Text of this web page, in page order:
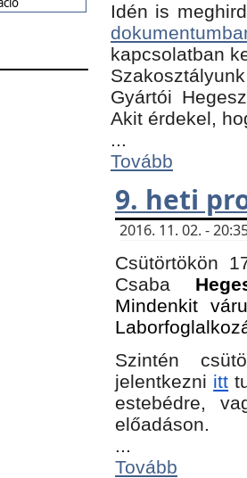
Idén is
kapcsolatban
Gyártói
Akit érdekel,
...
Tovább
9. heti
2016. 11. 02. -
Csütörtökön
Csaba
Mindenkit
Szintén
jelentkezni itt
estebédre,
előadáson.
...
Tovább